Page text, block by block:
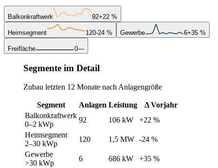
Balkonkraftwerk 92+22 %
Heimsegment 120-24 % Gewerbe 6+35 %
Freifläche 0—
Segmente im Detail
Zubau letzten 12 Monate nach Anlagengröße
Segment Anlagen Leistung
Δ Vorjahr
Balkonkraftwerk
0–2 kWp
92 106 kW
+22 %
Heimsegment
2–30 kWp
120 1,5 MW -24 %
Gewerbe
>30 kWp
6 686 kW
+35 %